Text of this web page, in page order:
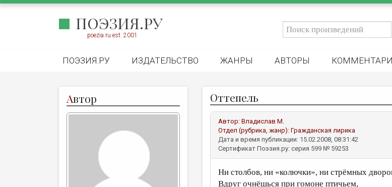
ПОЭЗИЯ.РУ
poezia.ru est. 2001
ПОЭЗИЯ.РУ ИЗДАТЕЛЬСТВО ЖАНРЫ АВТОРЫ
Автор Оттепель
Автор: Владислав М.
Отдел (рубрика, жанр): Гражданская лирика
Дата и время публикации: 15.02.2008, 08:31:42
Сертификат Поэзия.ру: серия 599 № 59253
Ни столбов, ни «колючки», ни стрёмных
Вдруг очнёшься при гомоне птичьем,